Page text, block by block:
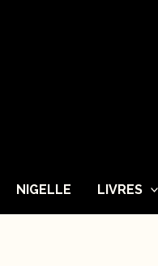
NIGELLE LIVRES